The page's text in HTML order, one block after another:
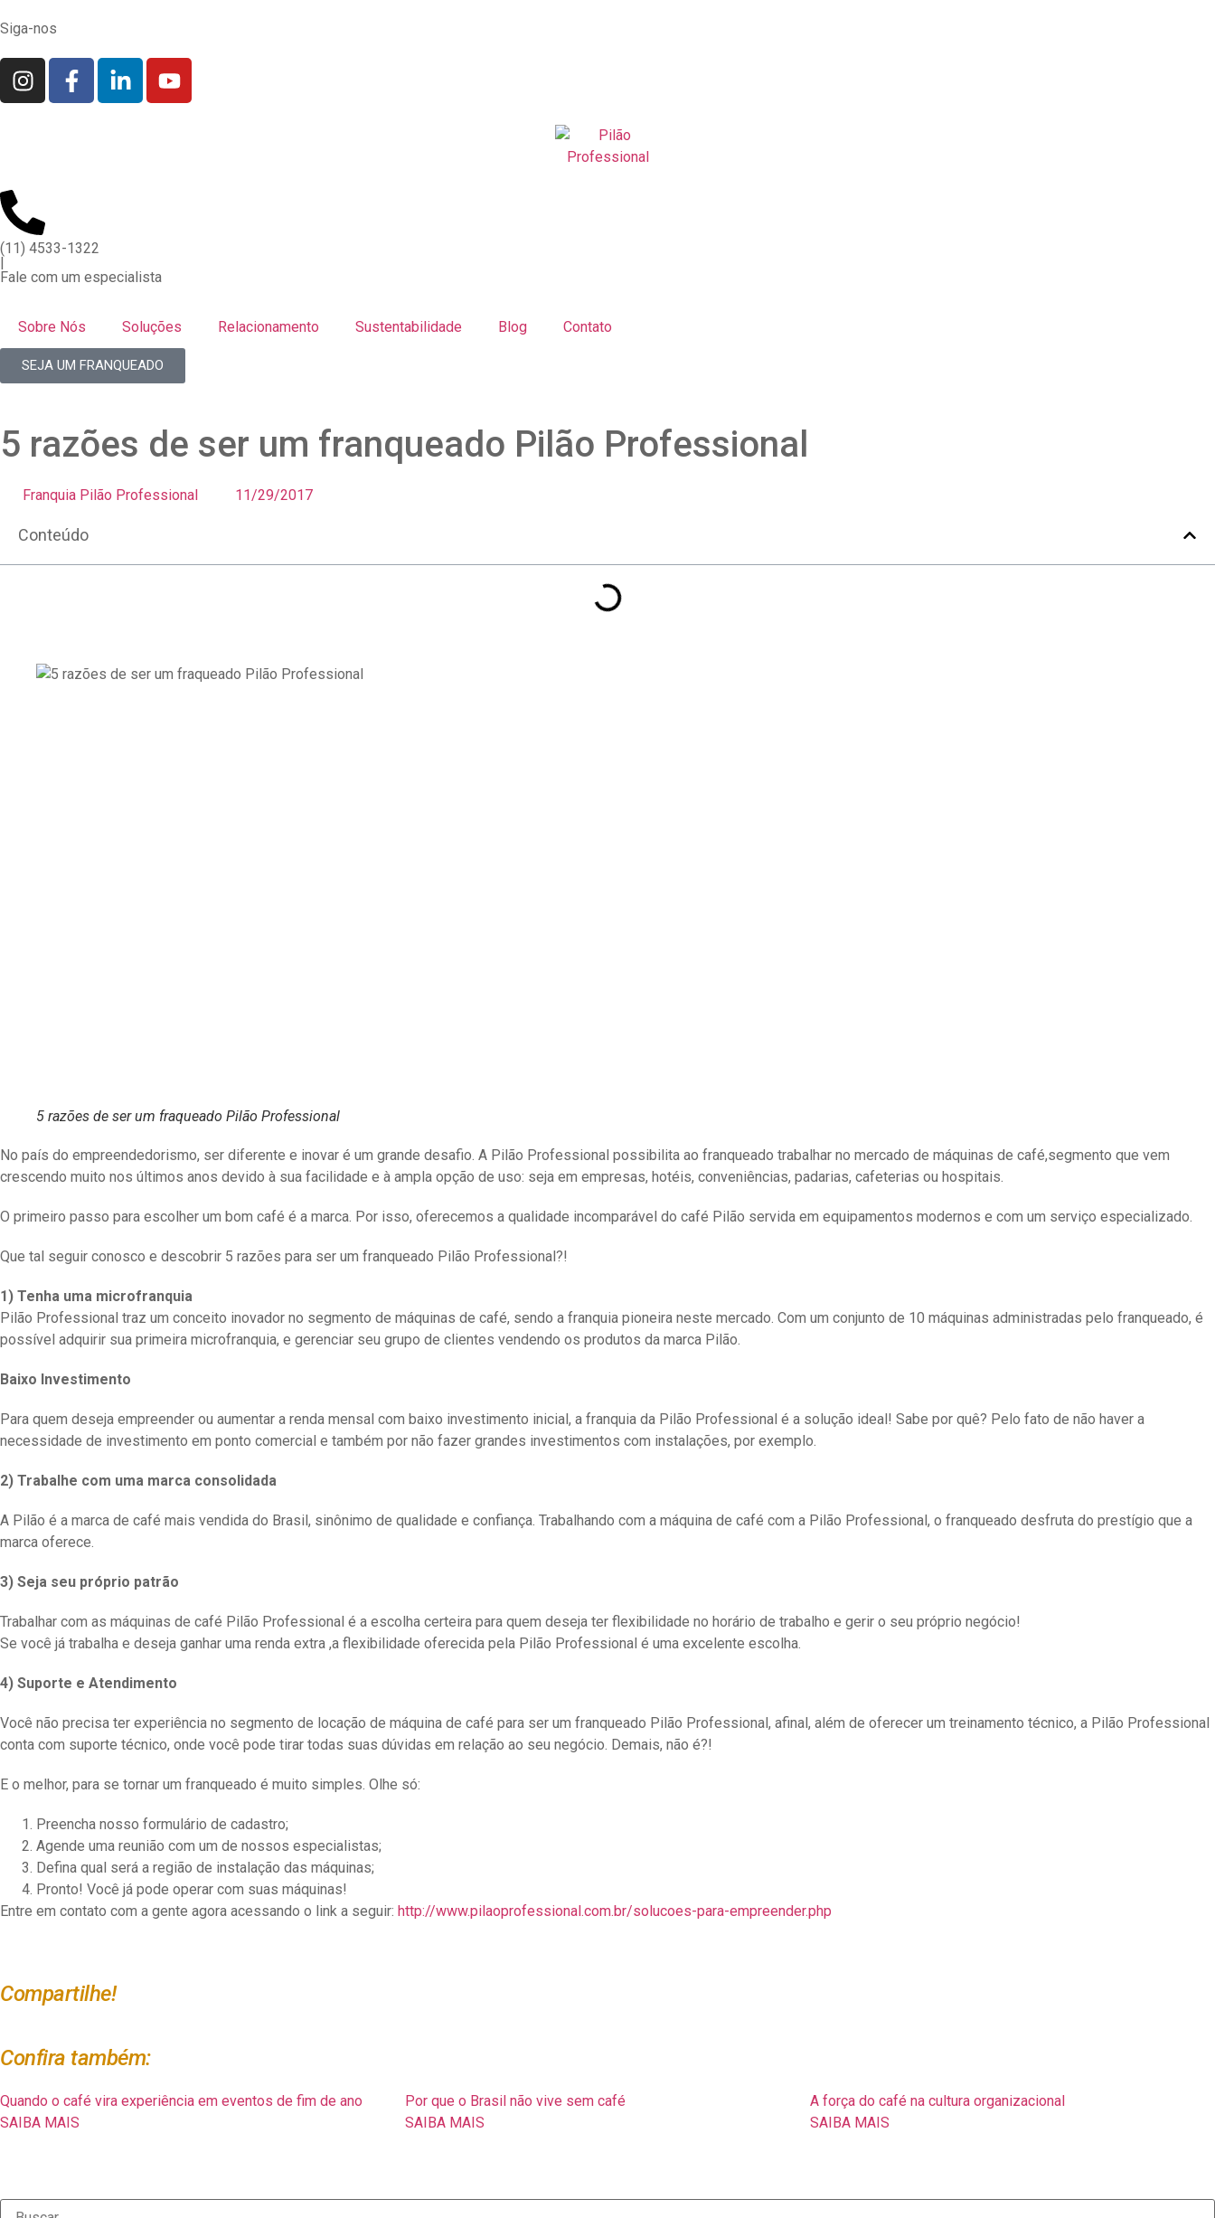
Siga-nos
(11) 4533-1322
|
Fale com um especialista
Sobre Nós Soluções Relacionamento Sustentabilidade Blog Contato
SEJA UM FRANQUEADO
5 razões de ser um franqueado Pilão Professional
Franquia Pilão Professional 11/29/2017
Conteúdo
5 razões de ser um fraqueado Pilão Professional
No país do empreendedorismo, ser diferente e inovar é um grande desafio. A Pilão Professional possibilita ao franqueado trabalhar no mercado de máquinas de café,segmento que vem
crescendo muito nos últimos anos devido à sua facilidade e à ampla opção de uso: seja em empresas, hotéis, conveniências, padarias, cafeterias ou hospitais.
O primeiro passo para escolher um bom café é a marca. Por isso, oferecemos a qualidade incomparável do café Pilão servida em equipamentos modernos e com um serviço especializado.
Que tal seguir conosco e descobrir 5 razões para ser um franqueado Pilão Professional?!
1) Tenha uma microfranquia
Pilão Professional traz um conceito inovador no segmento de máquinas de café, sendo a franquia pioneira neste mercado. Com um conjunto de 10 máquinas administradas pelo franqueado, é
possível adquirir sua primeira microfranquia, e gerenciar seu grupo de clientes vendendo os produtos da marca Pilão.
Baixo Investimento
Para quem deseja empreender ou aumentar a renda mensal com baixo investimento inicial, a franquia da Pilão Professional é a solução ideal! Sabe por quê? Pelo fato de não haver a
necessidade de investimento em ponto comercial e também por não fazer grandes investimentos com instalações, por exemplo.
2) Trabalhe com uma marca consolidada
A Pilão é a marca de café mais vendida do Brasil, sinônimo de qualidade e confiança. Trabalhando com a máquina de café com a Pilão Professional, o franqueado desfruta do prestígio que a
marca oferece.
3) Seja seu próprio patrão
Trabalhar com as máquinas de café Pilão Professional é a escolha certeira para quem deseja ter flexibilidade no horário de trabalho e gerir o seu próprio negócio!
Se você já trabalha e deseja ganhar uma renda extra ,a flexibilidade oferecida pela Pilão Professional é uma excelente escolha.
4) Suporte e Atendimento
Você não precisa ter experiência no segmento de locação de máquina de café para ser um franqueado Pilão Professional, afinal, além de oferecer um treinamento técnico, a Pilão Professional
conta com suporte técnico, onde você pode tirar todas suas dúvidas em relação ao seu negócio. Demais, não é?!
E o melhor, para se tornar um franqueado é muito simples. Olhe só:
Preencha nosso formulário de cadastro;
Agende uma reunião com um de nossos especialistas;
Defina qual será a região de instalação das máquinas;
Pronto! Você já pode operar com suas máquinas!
Entre em contato com a gente agora acessando o link a seguir: http://www.pilaoprofessional.com.br/solucoes-para-empreender.php
Compartilhe!
Confira também:
Quando o café vira experiência em eventos de fim de ano
SAIBA MAIS
Por que o Brasil não vive sem café
SAIBA MAIS
A força do café na cultura organizacional
SAIBA MAIS